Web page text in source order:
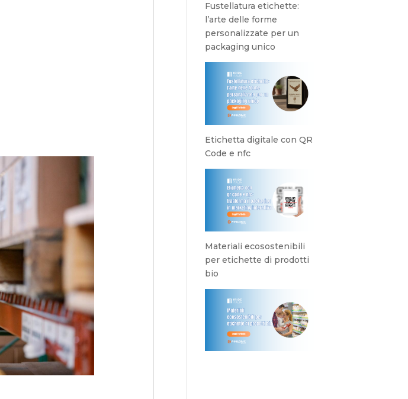
Fustellatura etichette:
l’arte delle forme
personalizzate per un
packaging unico
Etichetta digitale con QR
Code e nfc
Materiali ecosostenibili
per etichette di prodotti
bio